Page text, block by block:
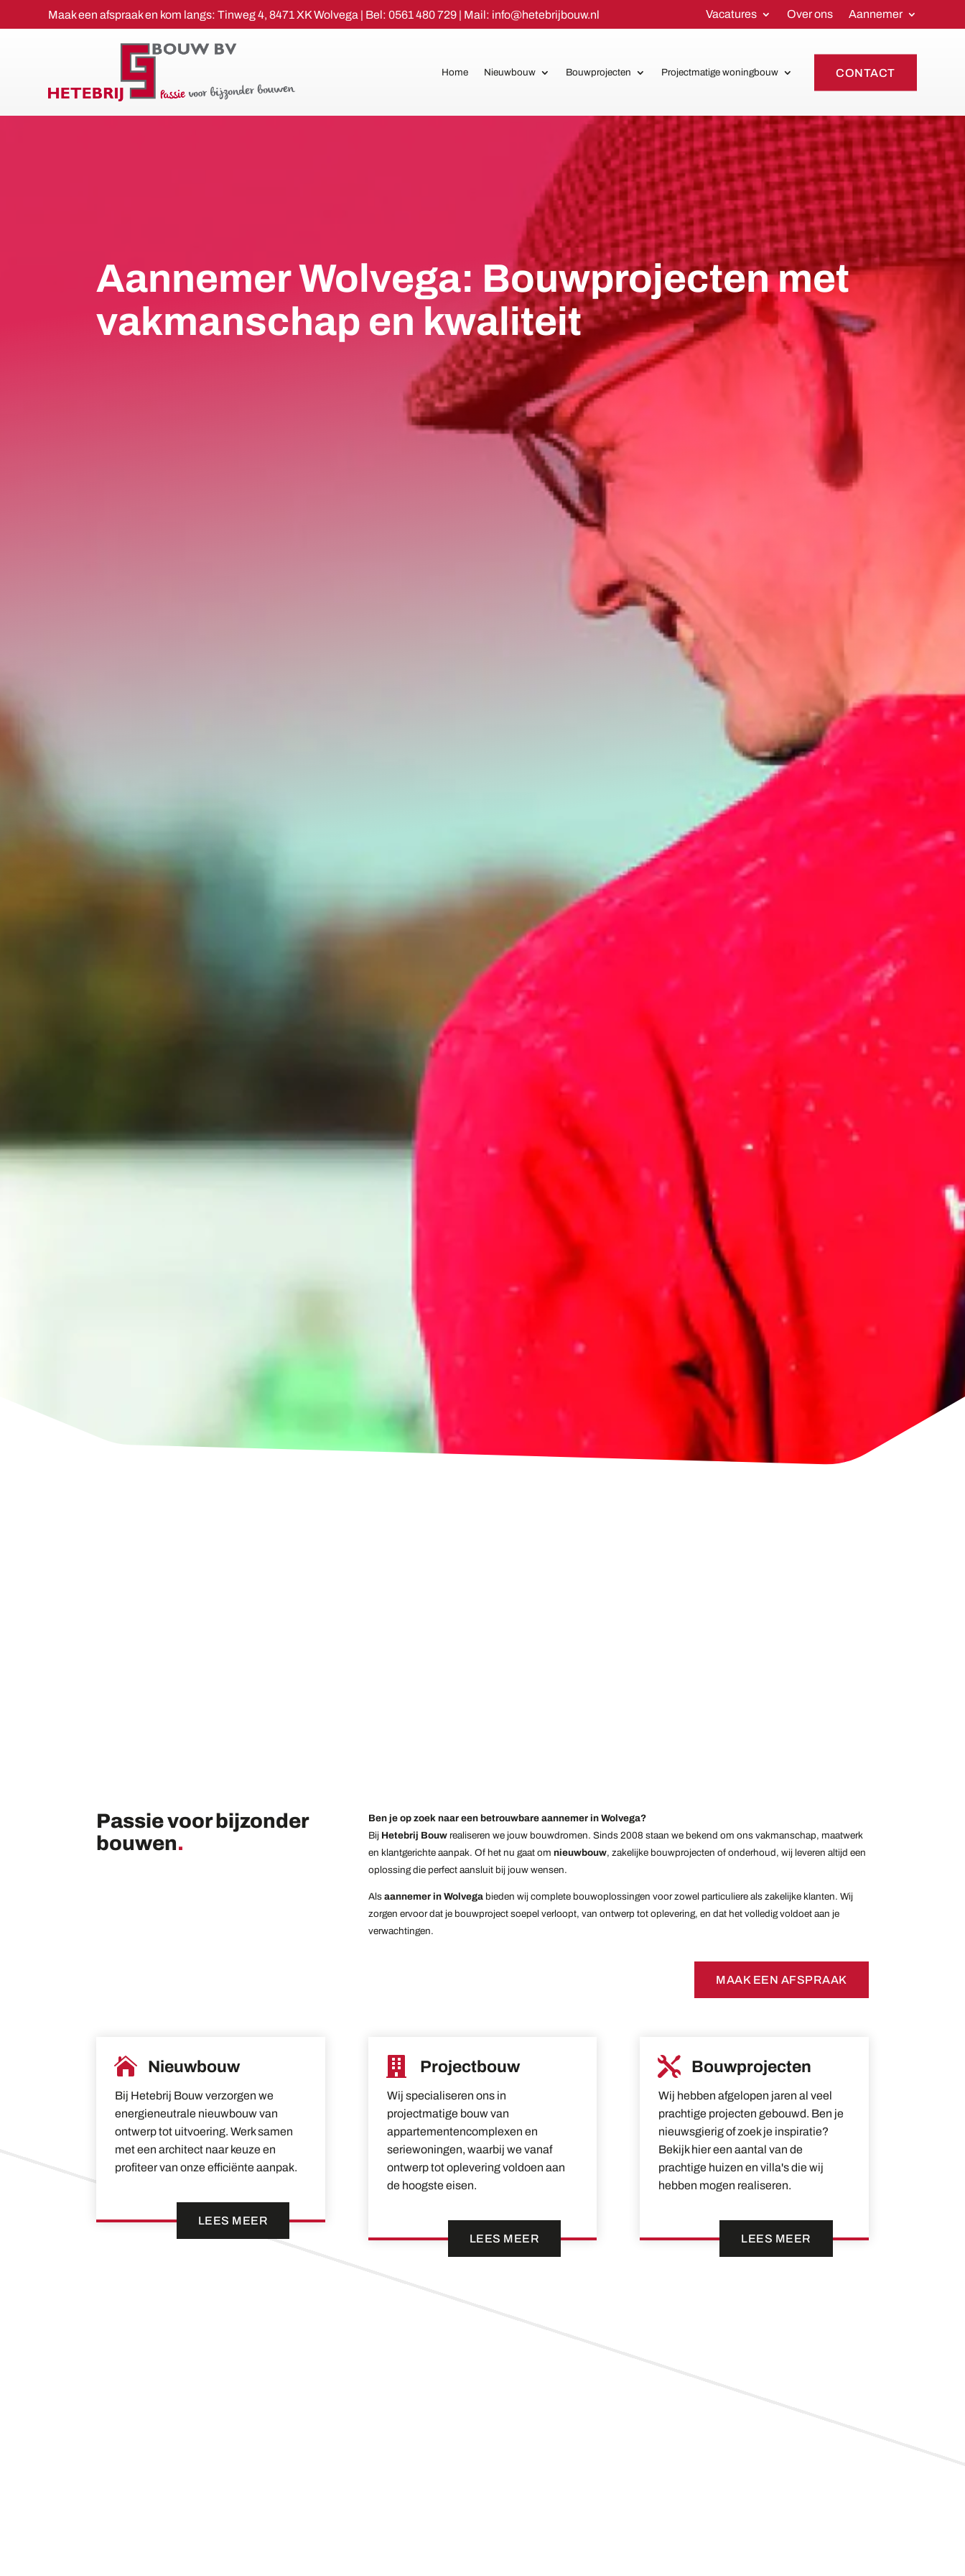
Maak een afspraak en kom langs:Tinweg 4,8471 XK Wolvega | Bel:0561 480 729 | Mail: info@hetebrijbouw.nl Vacatures Over ons Aannemer
Home Nieuwbouw Bouwprojecten Projectmatige woningbouw CONTACT
Aannemer Wolvega: Bouwprojecten met
vakmanschap en kwaliteit
Passie voor bijzonder
bouwen.
Ben je op zoek naar een betrouwbare aannemer in Wolvega?
Bij Hetebrij Bouwrealiseren we jouw bouwdromen. Sinds 2008 staan we bekend om ons vakmanschap, maatwerk
en klantgerichte aanpak. Of het nu gaat om nieuwbouw, zakelijke bouwprojecten of onderhoud, wij leveren altijd een
oplossing die perfect aansluit bij jouw wensen.
Als aannemer in Wolvegabieden wij complete bouwoplossingen voor zowel particuliere als zakelijke klanten. Wij
zorgen ervoor dat je bouwproject soepel verloopt, van ontwerp tot oplevering, en dat het volledig voldoet aan je
verwachtingen.
MAAK EEN AFSPRAAK
 Nieuwbouw
Bij Hetebrij Bouw verzorgen we
energieneutrale nieuwbouw van
ontwerp tot uitvoering. Werk samen
met een architect naar keuze en
profiteer van onze efficiënte aanpak.
LEES MEER
 Projectbouw
Wij specialiseren ons in
projectmatige bouw van
appartementencomplexen en
seriewoningen, waarbij we vanaf
ontwerp tot oplevering voldoen aan
de hoogste eisen.
LEES MEER
 Bouwprojecten
Wij hebben afgelopen jaren al veel
prachtige projecten gebouwd. Ben je
nieuwsgierig of zoek je inspiratie?
Bekijk hier een aantal van de
prachtige huizen en villa's die wij
hebben mogen realiseren.
LEES MEER